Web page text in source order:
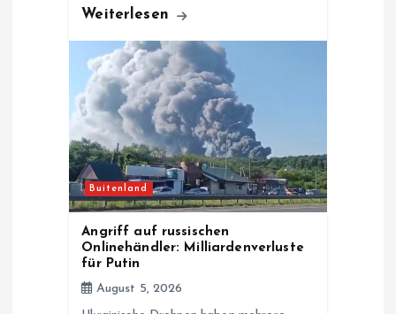
Weiterlesen
Buitenland
Angriff auf russischen
Onlinehändler: Milliardenverluste
für Putin
August 5, 2026